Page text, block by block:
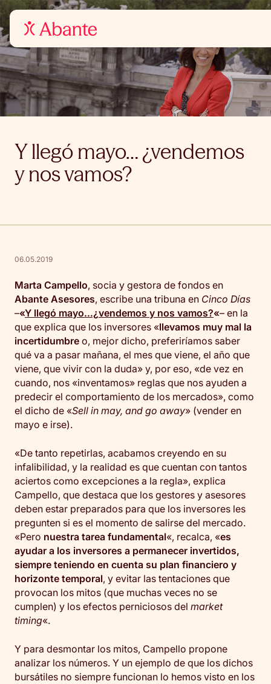
Y llegó mayo… ¿vendemos
y nos vamos?
06.05.2019
Marta Campello, socia y gestora de fondos en
Abante Asesores, escribe una tribuna en Cinco Días
–«Y llegó mayo…¿vendemos y nos vamos?«– en la
que explica que los inversores «llevamos muy mal la
incertidumbre o, mejor dicho, preferiríamos saber
qué va a pasar mañana, el mes que viene, el año que
viene, que vivir con la duda» y, por eso, «de vez en
cuando, nos «inventamos» reglas que nos ayuden a
predecir el comportamiento de los mercados», como
el dicho de «Sell in may, and go away» (vender en
mayo e irse).
«De tanto repetirlas, acabamos creyendo en su
infalibilidad, y la realidad es que cuentan con tantos
aciertos como excepciones a la regla», explica
Campello, que destaca que los gestores y asesores
deben estar preparados para que los inversores les
pregunten si es el momento de salirse del mercado.
«Pero nuestra tarea fundamental«, recalca, «es
ayudar a los inversores a permanecer invertidos,
siempre teniendo en cuenta su plan financiero y
horizonte temporal, y evitar las tentaciones que
provocan los mitos (que muchas veces no se
cumplen) y los efectos perniciosos del market
timing«.
Y para desmontar los mitos, Campello propone
analizar los números. Y un ejemplo de que los dichos
bursátiles no siempre funcionan lo hemos visto en los